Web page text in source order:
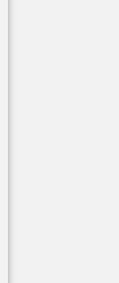
übermitteln.